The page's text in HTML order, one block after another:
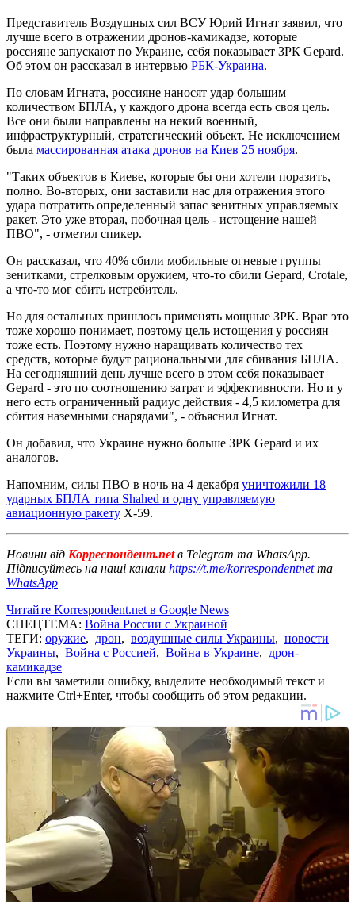
Представитель Воздушных сил ВСУ Юрий Игнат заявил, что
лучше всего в отражении дронов-камикадзе, которые
россияне запускают по Украине, себя показывает ЗРК Gepard.
Об этом он рассказал в интервью РБК-Украина.
По словам Игната, россияне наносят удар большим
количеством БПЛА, у каждого дрона всегда есть своя цель.
Все они были направлены на некий военный,
инфраструктурный, стратегический объект. Не исключением
была массированная атака дронов на Киев 25 ноября.
"Таких объектов в Киеве, которые бы они хотели поразить,
полно. Во-вторых, они заставили нас для отражения этого
удара потратить определенный запас зенитных управляемых
ракет. Это уже вторая, побочная цель - истощение нашей
ПВО", - отметил спикер.
Он рассказал, что 40% сбили мобильные огневые группы
зенитками, стрелковым оружием, что-то сбили Gepard, Crotale,
а что-то мог сбить истребитель.
Но для остальных пришлось применять мощные ЗРК. Враг это
тоже хорошо понимает, поэтому цель истощения у россиян
тоже есть. Поэтому нужно наращивать количество тех
средств, которые будут рациональными для сбивания БПЛА.
На сегодняшний день лучше всего в этом себя показывает
Gepard - это по соотношению затрат и эффективности. Но и у
него есть ограниченный радиус действия - 4,5 километра для
сбития наземными снарядами", - объяснил Игнат.
Он добавил, что Украине нужно больше ЗРК Gepard и их
аналогов.
Напомним, силы ПВО в ночь на 4 декабря уничтожили 18
ударных БПЛА типа Shahed и одну управляемую
авиационную ракету Х-59.
Новини від Корреспондент.netв Telegram та WhatsApp.
Підписуйтесь на наші канали https://t.me/korrespondentnetта
WhatsApp
Читайте Korrespondent.net в Google News
СПЕЦТЕМА: Война России с Украиной
ТЕГИ: оружие, дрон, воздушные силы Украины, новости
Украины, Война с Россией, Война в Украине, дрон-
камикадзе
Если вы заметили ошибку, выделите необходимый текст и
нажмите Ctrl+Enter, чтобы сообщить об этом редакции.